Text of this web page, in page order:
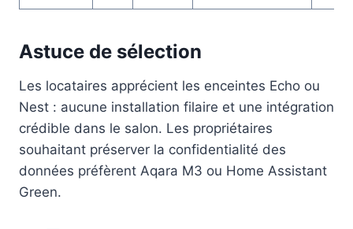
Astuce de sélection
Les locataires apprécient les enceintes Echo ou
Nest : aucune installation filaire et une intégration
crédible dans le salon. Les propriétaires
souhaitant préserver la confidentialité des
données préfèrent Aqara M3 ou Home Assistant
Green.